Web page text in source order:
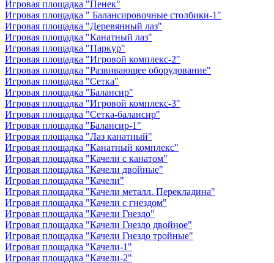
Игровая площадка "Пенек"
Игровая площадка " Балансировочные столбики-1"
Игровая площадка "Деревянный лаз"
Игровая площадка "Канатный лаз"
Игровая площадка "Паркур"
Игровая площадка "Игровой комплекс-2"
Игровая площадка "Развивающее оборудование"
Игровая площадка "Сетка"
Игровая площадка "Балансир"
Игровая площадка "Игровой комплекс-3"
Игровая площадка "Сетка-балансир"
Игровая площадка "Балансир-1"
Игровая площадка "Лаз канатный"
Игровая площадка "Канатный комплекс"
Игровая площадка "Качели с канатом"
Игровая площадка "Качели двойные"
Игровая площадка "Качели"
Игровая площадка "Качели металл. Перекладина"
Игровая площадка "Качели с гнездом"
Игровая площадка "Качели Гнездо"
Игровая площадка "Качели Гнездо двойное"
Игровая площадка "Качели Гнездо тройные"
Игровая площадка "Качели-1"
Игровая площадка "Качели-2"